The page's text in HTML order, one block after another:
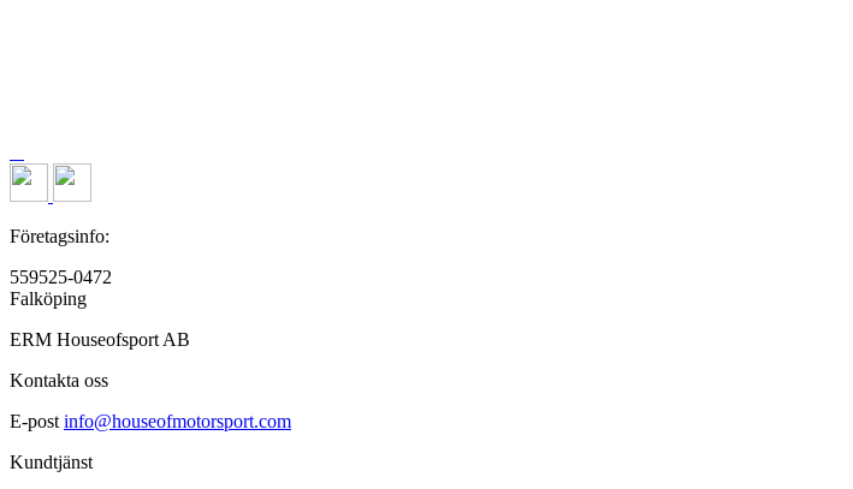
Företagsinfo:
559525-0472
Falköping
ERM Houseofsport AB
Kontakta oss
E-post info@houseofmotorsport.com
Kundtjänst